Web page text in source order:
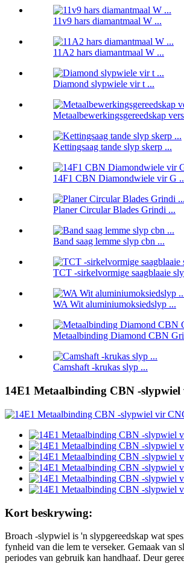
11v9 hars diamantmaal W ...
11A2 hars diamantmaal W ...
Diamond slypwiele vir t ...
Metaalbewerkingsgereedskap
Kettingsaag tande slyp skerp ...
14F1 CBN Diamondwiele vir G
Planer Circular Blades Grindi ...
Band saag lemme slyp cbn ...
TCT -sirkelvormige saagblaaie
WA Wit aluminiumoksiedslyp ...
Metaalbinding Diamond CBN
Camshaft -krukas slyp ...
14E1 Metaalbinding CBN -
Kort beskrywing:
Broach -slypwiel is 'n slypgereedskap wat
fynheid van die lem te verseker. Gemaak van
periodes van gebruik kan handhaaf. Deur